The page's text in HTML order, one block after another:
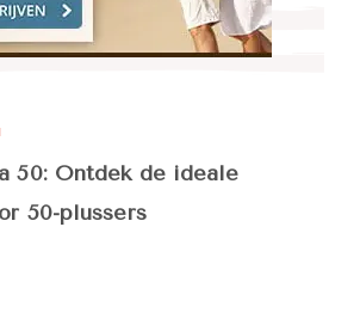
50: Ontdek de ideale
50-plussers